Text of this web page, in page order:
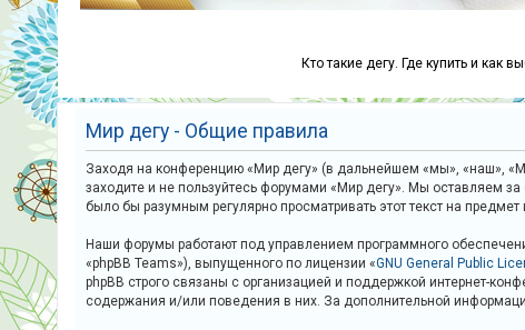
Р
е
г
и
с
р
а
ц
и
я
Кто такие дегу. Где купить и как
Мир дегу - Общие правила
Заходя на конференцию «Мир дегу» (в дальнейшем «мы», «наш»,
заходите и не пользуйтесь форумами «Мир дегу». Мы оставляем
было бы разумным регулярно просматривать этот текст на
Наши форумы работают под управлением программного
«phpBB Teams»), выпущенного по лицензии «GNU General Public
phpBB строго связаны с организацией и поддержкой интернет-
содержания и/или поведения в них. За дополнительной